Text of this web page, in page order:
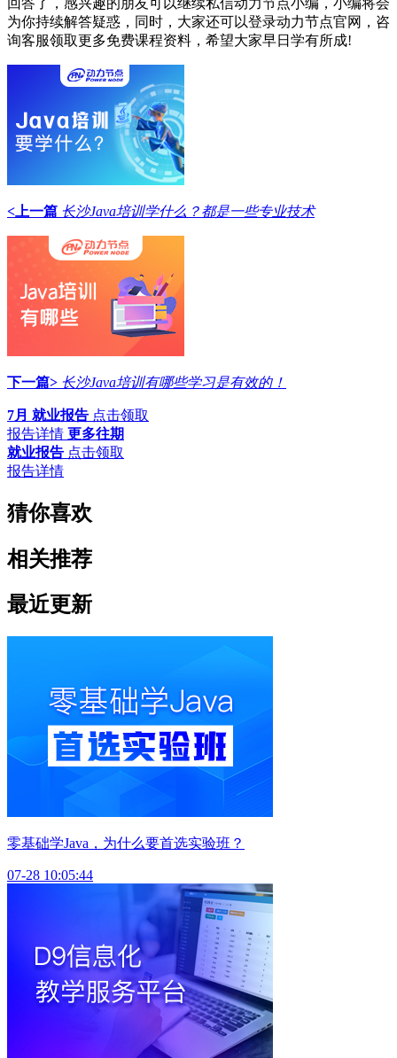
为你持续解答疑惑，同时，大家还可以登录动力节点官网，咨
询客服领取更多免费课程资料，希望大家早日学有所成!
<上一篇 长沙Java培训学什么？都是一些专业技术
下一篇> 长沙Java培训有哪些学习是有效的！
7月 就业报告 点击领取
报告详情 更多往期
就业报告 点击领取
报告详情
猜你喜欢
相关推荐
最近更新
零基础学Java，为什么要首选实验班？
07-28 10:05:44